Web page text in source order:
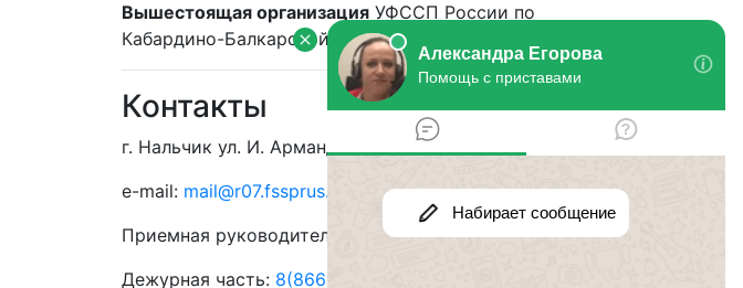
Вышестоящая организация УФССП России по
Кабардино-Балкарской Республике
Контакты
г. Нальчик ул. И. Арманд, 43А
e-mail: mail@r07.fssprus.ru
Приемная руководителя:
8(8662)42-46-12
Дежурная часть: 8(8662) 40-71-72